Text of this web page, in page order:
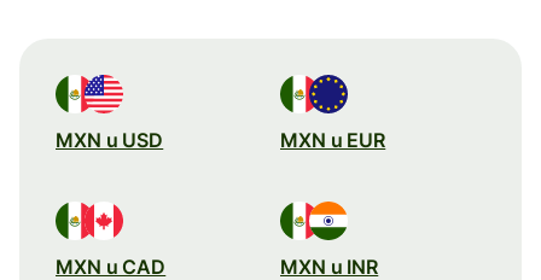
MXN u USD MXN u EUR
MXN u CAD MXN u INR